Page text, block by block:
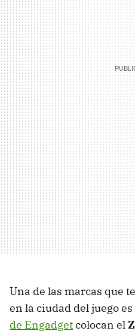
Una de las marcas que
en la ciudad del juego es
de Engadgetcolocan el